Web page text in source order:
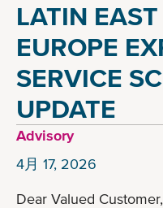
LATIN
EUROPE
SERVICE
UPDATE
Advisory
4月 17, 2026
Dear Valued Customer,